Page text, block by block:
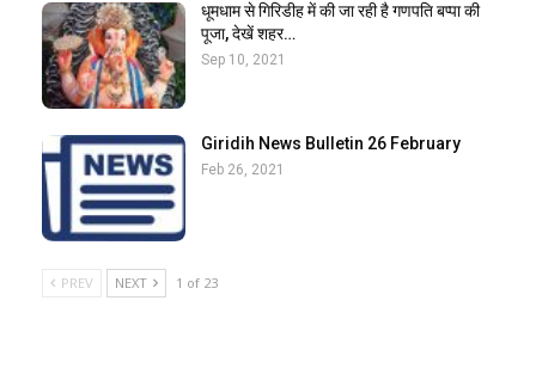
धूमधाम से गिरिडीह में की जा रही है गणपति बप्पा की
पूजा, देखें शहर…
Sep 10, 2021
Giridih News Bulletin 26 February
Feb 26, 2021
PREV NEXT 1 of 23